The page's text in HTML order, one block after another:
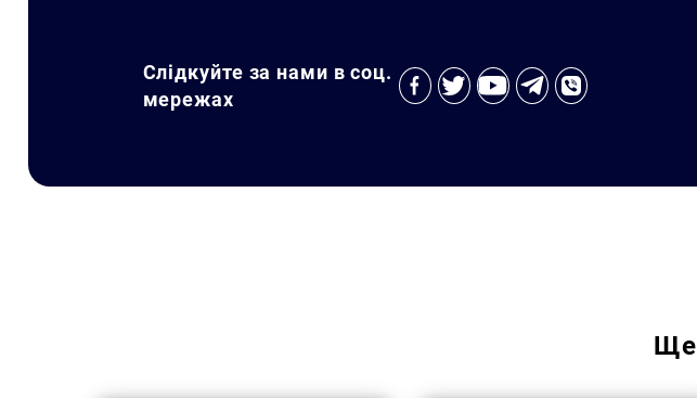
Слідкуйте за нами в соц.
мережах
Ще